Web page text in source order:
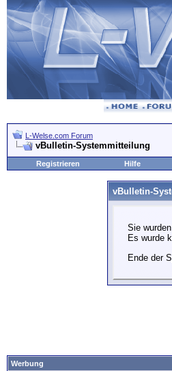
L-Welse.com Forum
vBulletin-Systemmitteilung
Registrieren Hilfe
vBulletin-
Sie
Es wurde
Ende der
Werbung